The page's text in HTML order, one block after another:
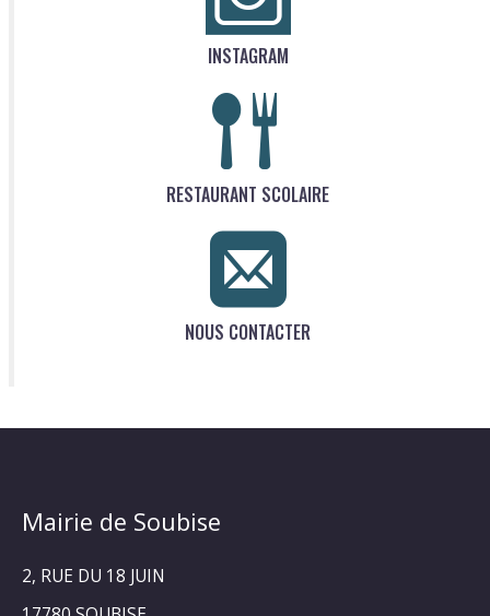
INSTAGRAM
RESTAURANT SCOLAIRE
NOUS CONTACTER
Mairie de Soubise
2, RUE DU 18 JUIN